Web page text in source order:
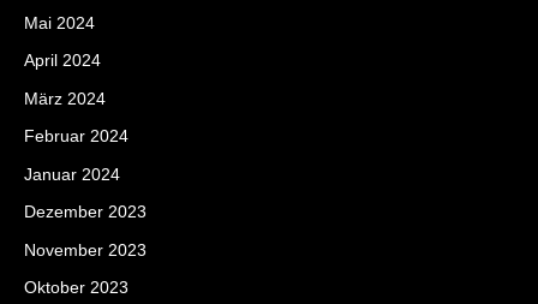
Mai 2024
April 2024
März 2024
Februar 2024
Januar 2024
Dezember 2023
November 2023
Oktober 2023